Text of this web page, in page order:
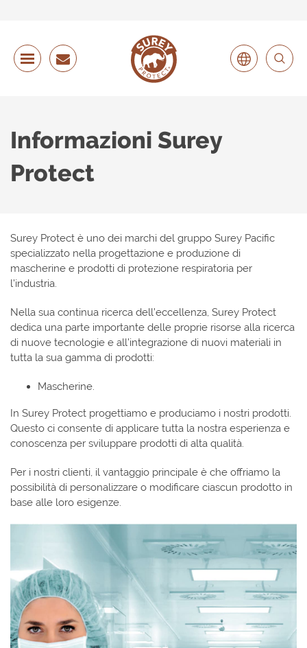
Informazioni Surey
Protect
Surey Protect è uno dei marchi del gruppo Surey Pacific
specializzato nella progettazione e produzione di
mascherine e prodotti di protezione respiratoria per
l’industria.
Nella sua continua ricerca dell’eccellenza, Surey Protect
dedica una parte importante delle proprie risorse alla ricerca
di nuove tecnologie e all’integrazione di nuovi materiali in
tutta la sua gamma di prodotti:
Mascherine.
In Surey Protect progettiamo e produciamo i nostri prodotti.
Questo ci consente di applicare tutta la nostra esperienza e
conoscenza per sviluppare prodotti di alta qualità.
Per i nostri clienti, il vantaggio principale è che offriamo la
possibilità di personalizzare o modificare ciascun prodotto in
base alle loro esigenze.